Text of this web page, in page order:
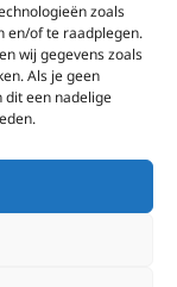
zoals
en/of te raadplegen.
wij gegevens zoals
Als je geen
een nadelige